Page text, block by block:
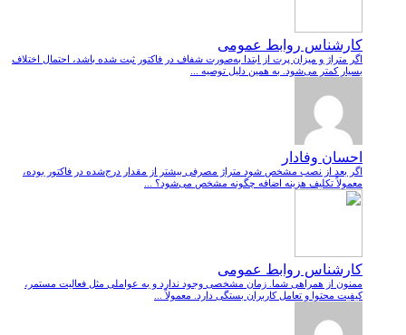
کارشناس روابط عمومی
اگر متراژ و میزان پرت از ابتدا به‌صورت شفاف در فاکتور ثبت شده باشد، احتمال اختلاف
بسیار کمتر می‌شود. به همین دلیل توصیه ...
احسان وفادار
اگر بعد از نصب مشخص شود متراژ مصرفی بیشتر از مقدار درج‌شده در فاکتور بوده،
معمولاً تکلیف هزینه اضافه چگونه مشخص می‌شود؟ ...
کارشناس روابط عمومی
ممنون از همراهی شما. زمان مشخصی وجود ندارد و به عواملی مثل فعالیت مستمر،
کیفیت محتوا و تعامل کاربران بستگی دارد. معمولاً ...